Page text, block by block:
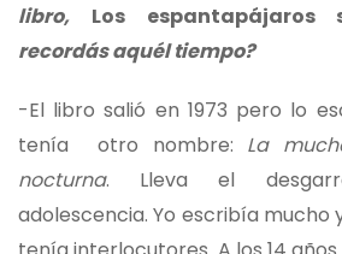
libro, Los espantapájaros
recordás aquél tiempo?
-El libro salió en 1973 pero lo
tenía otro nombre: La
nocturna. Lleva el
adolescencia. Yo escribía mucho